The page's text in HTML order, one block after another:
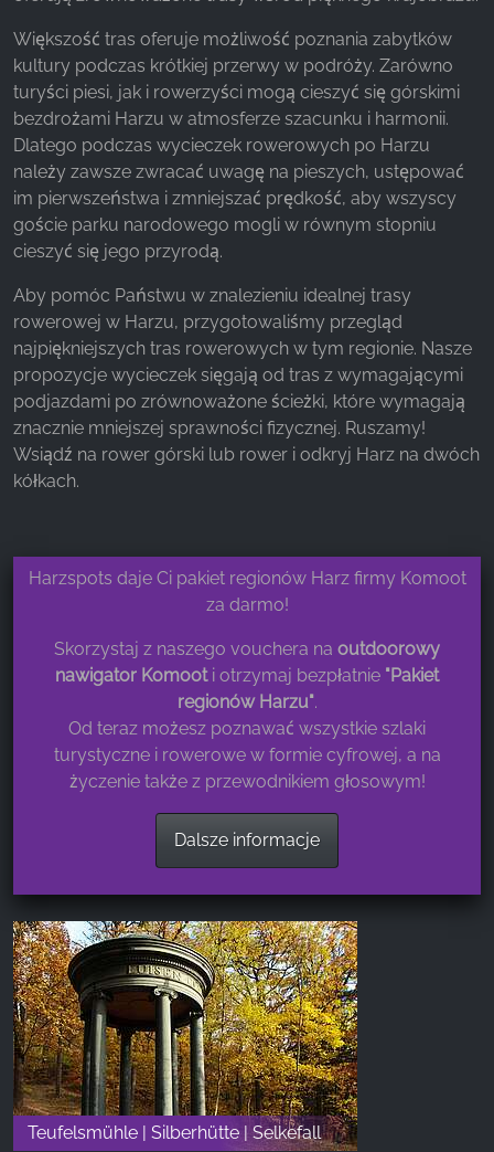
Większość tras oferuje możliwość poznania zabytków
kultury podczas krótkiej przerwy w podróży. Zarówno
turyści piesi, jak i rowerzyści mogą cieszyć się górskimi
bezdrożami Harzu w atmosferze szacunku i harmonii.
Dlatego podczas wycieczek rowerowych po Harzu
należy zawsze zwracać uwagę na pieszych, ustępować
im pierwszeństwa i zmniejszać prędkość, aby wszyscy
goście parku narodowego mogli w równym stopniu
cieszyć się jego przyrodą.
Aby pomóc Państwu w znalezieniu idealnej trasy
rowerowej w Harzu, przygotowaliśmy przegląd
najpiękniejszych tras rowerowych w tym regionie. Nasze
propozycje wycieczek sięgają od tras z wymagającymi
podjazdami po zrównoważone ścieżki, które wymagają
znacznie mniejszej sprawności fizycznej. Ruszamy!
Wsiądź na rower górski lub rower i odkryj Harz na dwóch
kółkach.
Harzspots daje Ci pakiet regionów Harz firmy Komoot
za darmo!
Skorzystaj z naszego vouchera na outdoorowy
nawigator Komooti otrzymaj bezpłatnie "Pakiet
regionów Harzu".
Od teraz możesz poznawać wszystkie szlaki
turystyczne i rowerowe w formie cyfrowej, a na
życzenie także z przewodnikiem głosowym!
Dalsze informacje
Teufelsmühle | Silberhütte | Selkefall
Facebook Pixel
Name:
_fbp, fr, _fbq, fbq
Provider:
Facebook Ireland Ltd.
Purpose:
Pomiar reklam i marketing
Cookie duration:
3 miesiące - 1 rok
STATYSTYKI
Statystyczne pliki cookie zbierają informacje
anonimowo. Informacje te pomagają nam
zrozumieć, w jaki sposób odwiedzający korzystają
Provider:
Purpose:
Zbieranie statystyk dotyczących korzystania z
witryny
24 godziny - 2 lata